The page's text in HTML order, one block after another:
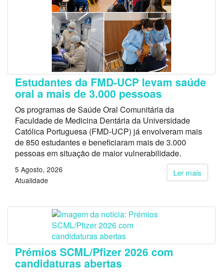
Estudantes da FMD-UCP levam saúde
oral a mais de 3.000 pessoas
Os programas de Saúde Oral Comunitária da
Faculdade de Medicina Dentária da Universidade
Católica Portuguesa (FMD-UCP) já envolveram mais
de 850 estudantes e beneficiaram mais de 3.000
pessoas em situação de maior vulnerabilidade.
Ler mais
5 Agosto, 2026
Atualidade
Prémios SCML/Pfizer 2026 com
candidaturas abertas